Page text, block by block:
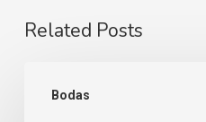
Related Posts
Bodas